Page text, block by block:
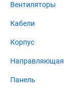
Вентиляторы
Кабели
Корпус
Направляющая
Панель